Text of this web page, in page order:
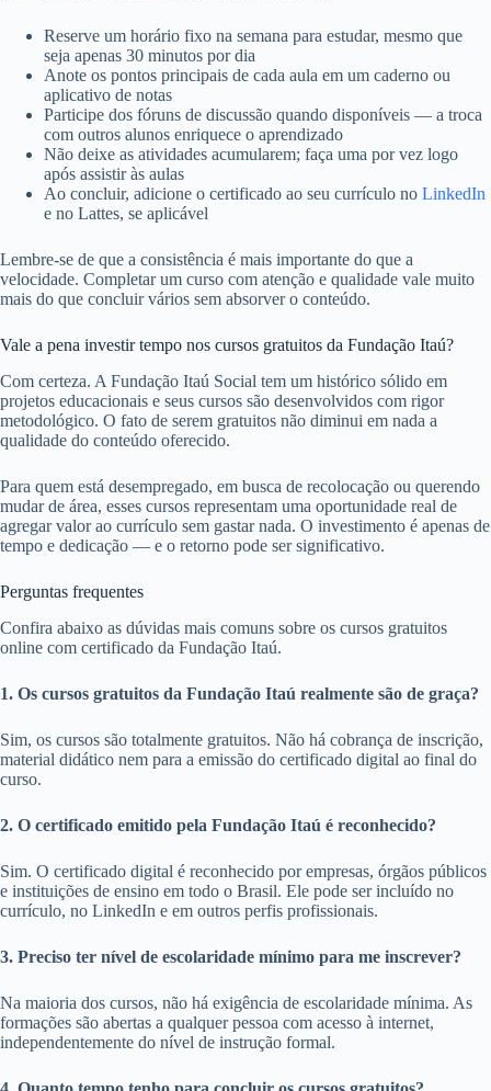
Reserve um horário fixo na semana para estudar, mesmo que
seja apenas 30 minutos por dia
Anote os pontos principais de cada aula em um caderno ou
aplicativo de notas
Participe dos fóruns de discussão quando disponíveis — a troca
com outros alunos enriquece o aprendizado
Não deixe as atividades acumularem; faça uma por vez logo
após assistir às aulas
Ao concluir, adicione o certificado ao seu currículo no LinkedIn
e no Lattes, se aplicável
Lembre-se de que a consistência é mais importante do que a
velocidade. Completar um curso com atenção e qualidade vale muito
mais do que concluir vários sem absorver o conteúdo.
Vale a pena investir tempo nos cursos gratuitos da Fundação Itaú?
Com certeza. A Fundação Itaú Social tem um histórico sólido em
projetos educacionais e seus cursos são desenvolvidos com rigor
metodológico. O fato de serem gratuitos não diminui em nada a
qualidade do conteúdo oferecido.
Para quem está desempregado, em busca de recolocação ou querendo
mudar de área, esses cursos representam uma oportunidade real de
agregar valor ao currículo sem gastar nada. O investimento é apenas de
tempo e dedicação — e o retorno pode ser significativo.
Perguntas frequentes
Confira abaixo as dúvidas mais comuns sobre os cursos gratuitos
online com certificado da Fundação Itaú.
1. Os cursos gratuitos da Fundação Itaú realmente são de graça?
Sim, os cursos são totalmente gratuitos. Não há cobrança de inscrição,
material didático nem para a emissão do certificado digital ao final do
curso.
2. O certificado emitido pela Fundação Itaú é reconhecido?
Sim. O certificado digital é reconhecido por empresas, órgãos públicos
e instituições de ensino em todo o Brasil. Ele pode ser incluído no
currículo, no LinkedIn e em outros perfis profissionais.
3. Preciso ter nível de escolaridade mínimo para me inscrever?
Na maioria dos cursos, não há exigência de escolaridade mínima. As
formações são abertas a qualquer pessoa com acesso à internet,
independentemente do nível de instrução formal.